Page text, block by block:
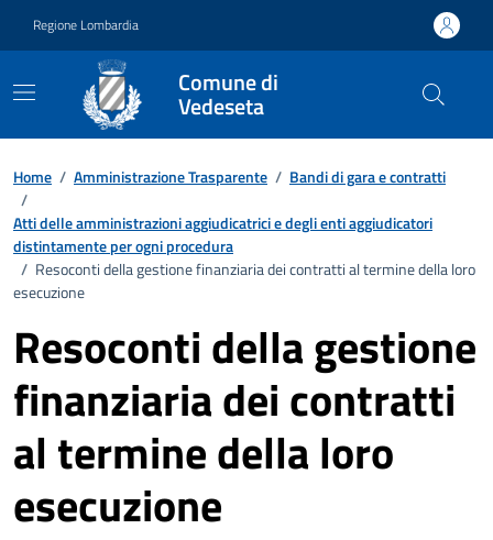
Regione Lombardia
Comune di
Vedeseta
Home / Amministrazione Trasparente / Bandi di gara e contratti
/
Atti delle amministrazioni aggiudicatrici e degli enti aggiudicatori
distintamente per ogni procedura
/ Resoconti della gestione finanziaria dei contratti al termine della loro
esecuzione
Resoconti della gestione
finanziaria dei contratti
al termine della loro
esecuzione